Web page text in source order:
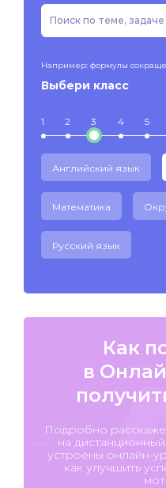
Например: формулы
Выбери класс
1 2 3 4 5
Английский язык
Математика
Русский язык
Как
в
Подробно
на
устроены онлайн-
как улучшить